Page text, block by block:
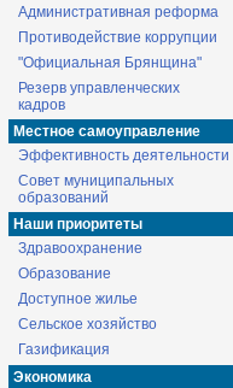
Административная реформа
Противодействие коррупции
"Официальная Брянщина"
Резерв управленческих
кадров
Местное самоуправление
Эффективность деятельности
Совет муниципальных
образований
Наши приоритеты
Здравоохранение
Образование
Доступное жилье
Сельское хозяйство
Газификация
Экономика